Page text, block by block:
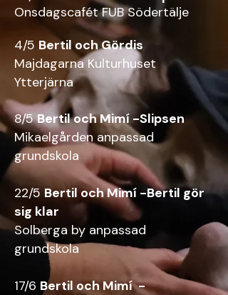
Onsdagscafét FUB Södertälje
4/5 Bertil och Gördis
Majdagarna Kulturhuset
Ytterjärna
8/5Bertil och Mimí -Slipsen
Mikaelgården anpassad
grundskola
22/5Bertil och Mimí -Bertil gör
sig klar
Solberga by anpassad
grundskola
17/6 Bertil och Mimí -